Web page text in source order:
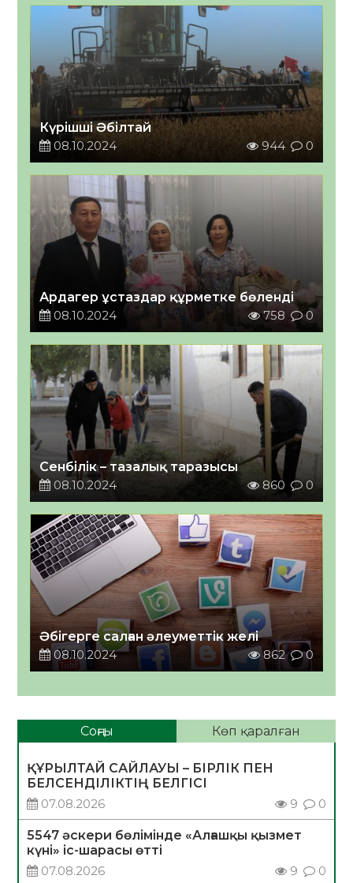
Күрішші Әбілтай
08.10.2024
944 0
Ардагер ұстаздар құрметке бөленді
08.10.2024
758 0
Сенбілік – тазалық таразысы
08.10.2024
860 0
Әбігерге салған әлеуметтік желі
08.10.2024
862 0
Соңғы Көп қаралған
ҚҰРЫЛТАЙ САЙЛАУЫ – БІРЛІК ПЕН
БЕЛСЕНДІЛІКТІҢ БЕЛГІСІ
07.08.2026
9 0
5547 әскери бөлімінде «Алғашқы қызмет
күні» іс-шарасы өтті
07.08.2026
9 0